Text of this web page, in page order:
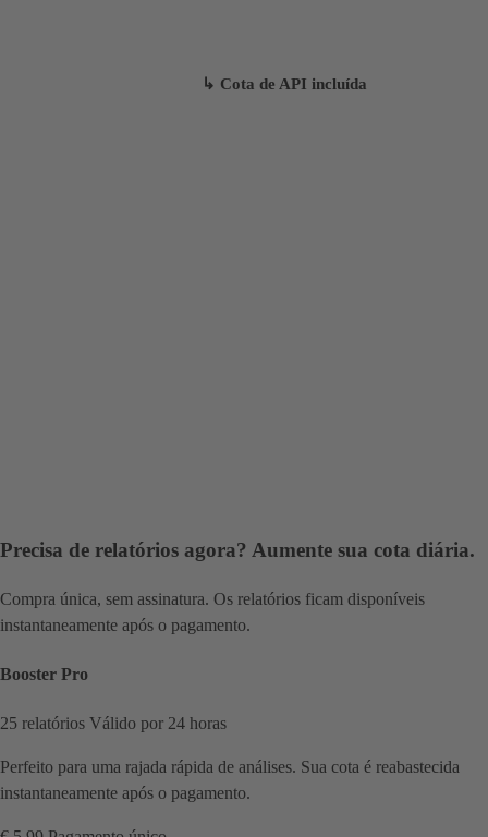
↳ Cota de API incluída
Precisa de relatórios agora? Aumente sua cota diária.
Compra única, sem assinatura. Os relatórios ficam disponíveis
instantaneamente após o pagamento.
Booster Pro
25 relatórios Válido por 24 horas
Perfeito para uma rajada rápida de análises. Sua cota é reabastecida
instantaneamente após o pagamento.